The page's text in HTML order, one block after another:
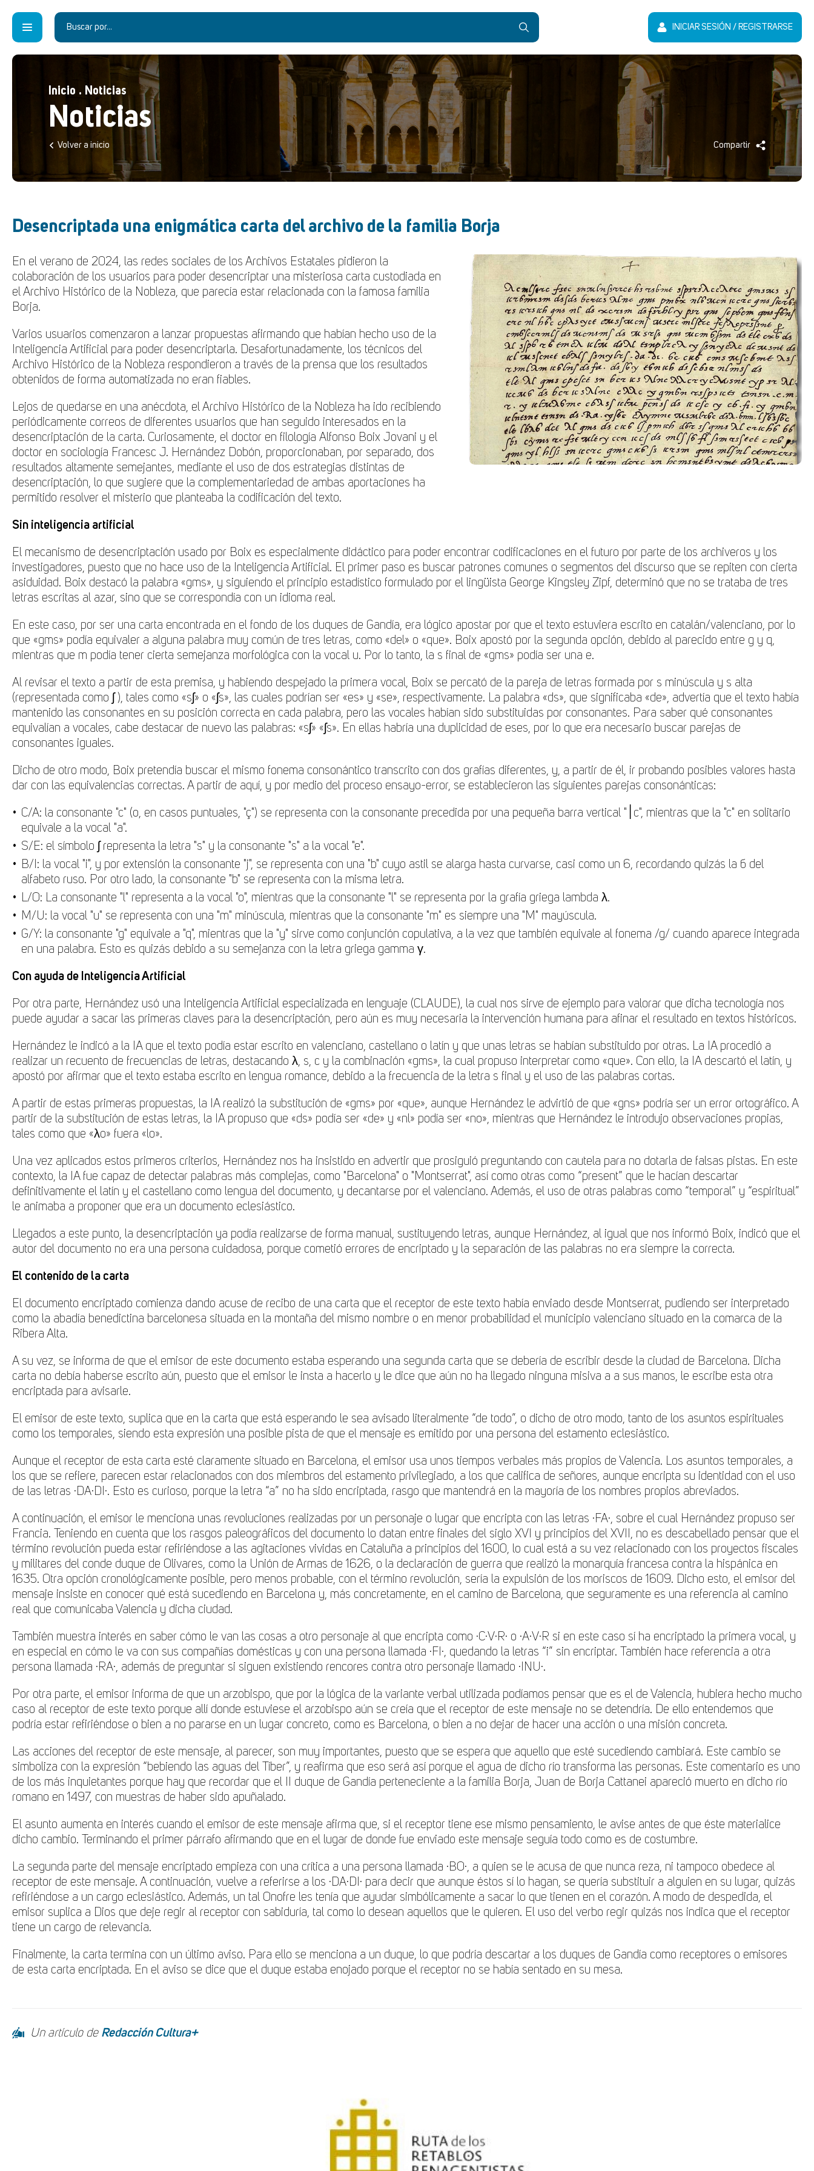
INICIAR SESIÓN / REGISTRARSE
Inicio . Noticias
Noticias
Volver a inicio Compartir
Desencriptada una enigmática carta del archivo de la familia Borja
En el verano de 2024, las redes sociales de los Archivos Estatales pidieron la
colaboración de los usuarios para poder desencriptar una misteriosa carta custodiada en
el Archivo Histórico de la Nobleza, que parecía estar relacionada con la famosa familia
Borja.
Varios usuarios comenzaron a lanzar propuestas afirmando que habían hecho uso de la
Inteligencia Artificial para poder desencriptarla. Desafortunadamente, los técnicos del
Archivo Histórico de la Nobleza respondieron a través de la prensa que los resultados
obtenidos de forma automatizada no eran fiables.
Lejos de quedarse en una anécdota, el Archivo Histórico de la Nobleza ha ido recibiendo
periódicamente correos de diferentes usuarios que han seguido interesados en la
desencriptación de la carta. Curiosamente, el doctor en filología Alfonso Boix Jovani y el
doctor en sociología Francesc J. Hernández Dobón, proporcionaban, por separado, dos
resultados altamente semejantes, mediante el uso de dos estrategias distintas de
desencriptación, lo que sugiere que la complementariedad de ambas aportaciones ha
permitido resolver el misterio que planteaba la codificación del texto.
Sin inteligencia artificial
El mecanismo de desencriptación usado por Boix es especialmente didáctico para poder encontrar codificaciones en el futuro por parte de los archiveros y los
investigadores, puesto que no hace uso de la Inteligencia Artificial. El primer paso es buscar patrones comunes o segmentos del discurso que se repiten con cierta
asiduidad. Boix destacó la palabra «gms», y siguiendo el principio estadístico formulado por el lingüista George Kingsley Zipf, determinó que no se trataba de tres
letras escritas al azar, sino que se correspondía con un idioma real.
En este caso, por ser una carta encontrada en el fondo de los duques de Gandía, era lógico apostar por que el texto estuviera escrito en catalán/valenciano, por lo
que «gms» podía equivaler a alguna palabra muy común de tres letras, como «del» o «que». Boix apostó por la segunda opción, debido al parecido entre g y q,
mientras que m podía tener cierta semejanza morfológica con la vocal u. Por lo tanto, la s final de «gms» podía ser una e.
Al revisar el texto a partir de esta premisa, y habiendo despejado la primera vocal, Boix se percató de la pareja de letras formada por s minúscula y s alta
(representada como ʃ ), tales como «sʃ» o «ʃs», las cuales podrían ser «es» y «se», respectivamente. La palabra «ds», que significaba «de», advertía que el texto había
mantenido las consonantes en su posición correcta en cada palabra, pero las vocales habían sido substituidas por consonantes. Para saber qué consonantes
equivalían a vocales, cabe destacar de nuevo las palabras: «sʃ» «ʃs». En ellas habría una duplicidad de eses, por lo que era necesario buscar parejas de
consonantes iguales.
Dicho de otro modo, Boix pretendía buscar el mismo fonema consonántico transcrito con dos grafías diferentes, y, a partir de él, ir probando posibles valores hasta
dar con las equivalencias correctas. A partir de aquí, y por medio del proceso ensayo-error, se establecieron las siguientes parejas consonánticas:
C/A: la consonante "c" (o, en casos puntuales, "ç") se representa con la consonante precedida por una pequeña barra vertical "׀c", mientras que la "c" en solitario
equivale a la vocal "a".
S/E: el símbolo ʃ representa la letra "s" y la consonante "s" a la vocal "e".
B/I: la vocal "i", y por extensión la consonante "j", se representa con una "b" cuyo astil se alarga hasta curvarse, casi como un 6, recordando quizás la б del
alfabeto ruso. Por otro lado, la consonante "b" se representa con la misma letra.
L/O: La consonante "l" representa a la vocal "o", mientras que la consonante "l" se representa por la grafía griega lambda λ.
M/U: la vocal "u" se representa con una "m" minúscula, mientras que la consonante "m" es siempre una "M" mayúscula.
G/Y: la consonante "g" equivale a "q", mientras que la "y" sirve como conjunción copulativa, a la vez que también equivale al fonema /g/ cuando aparece integrada
en una palabra. Esto es quizás debido a su semejanza con la letra griega gamma γ.
Con ayuda de Inteligencia Artificial
Por otra parte, Hernández usó una Inteligencia Artificial especializada en lenguaje (CLAUDE), la cual nos sirve de ejemplo para valorar que dicha tecnología nos
puede ayudar a sacar las primeras claves para la desencriptación, pero aún es muy necesaria la intervención humana para afinar el resultado en textos históricos.
Hernández le indicó a la IA que el texto podía estar escrito en valenciano, castellano o latín y que unas letras se habían substituido por otras. La IA procedió a
realizar un recuento de frecuencias de letras, destacando λ, s, c y la combinación «gms», la cual propuso interpretar como «que». Con ello, la IA descartó el latín, y
apostó por afirmar que el texto estaba escrito en lengua romance, debido a la frecuencia de la letra s final y el uso de las palabras cortas.
A partir de estas primeras propuestas, la IA realizó la substitución de «gms» por «que», aunque Hernández le advirtió de que «gns» podría ser un error ortográfico. A
partir de la substitución de estas letras, la IA propuso que «ds» podía ser «de» y «nl» podía ser «no», mientras que Hernández le introdujo observaciones propias,
tales como que «λo» fuera «lo».
Una vez aplicados estos primeros criterios, Hernández nos ha insistido en advertir que prosiguió preguntando con cautela para no dotarla de falsas pistas. En este
contexto, la IA fue capaz de detectar palabras más complejas, como "Barcelona" o "Montserrat", así como otras como “present” que le hacían descartar
definitivamente el latín y el castellano como lengua del documento, y decantarse por el valenciano. Además, el uso de otras palabras como “temporal” y “espiritual”
le animaba a proponer que era un documento eclesiástico.
Llegados a este punto, la desencriptación ya podía realizarse de forma manual, sustituyendo letras, aunque Hernández, al igual que nos informó Boix, indicó que el
autor del documento no era una persona cuidadosa, porque cometió errores de encriptado y la separación de las palabras no era siempre la correcta.
El contenido de la carta
El documento encriptado comienza dando acuse de recibo de una carta que el receptor de este texto había enviado desde Montserrat, pudiendo ser interpretado
como la abadía benedictina barcelonesa situada en la montaña del mismo nombre o en menor probabilidad el municipio valenciano situado en la comarca de la
Ribera Alta.
A su vez, se informa de que el emisor de este documento estaba esperando una segunda carta que se debería de escribir desde la ciudad de Barcelona. Dicha
carta no debía haberse escrito aún, puesto que el emisor le insta a hacerlo y le dice que aún no ha llegado ninguna misiva a a sus manos, le escribe esta otra
encriptada para avisarle.
El emisor de este texto, suplica que en la carta que está esperando le sea avisado literalmente “de todo”, o dicho de otro modo, tanto de los asuntos espirituales
como los temporales, siendo esta expresión una posible pista de que el mensaje es emitido por una persona del estamento eclesiástico.
Aunque el receptor de esta carta esté claramente situado en Barcelona, el emisor usa unos tiempos verbales más propios de Valencia. Los asuntos temporales, a
los que se refiere, parecen estar relacionados con dos miembros del estamento privilegiado, a los que califica de señores, aunque encripta su identidad con el uso
de las letras ·DA·DI·. Esto es curioso, porque la letra “a” no ha sido encriptada, rasgo que mantendrá en la mayoría de los nombres propios abreviados.
A continuación, el emisor le menciona unas revoluciones realizadas por un personaje o lugar que encripta con las letras ·FA·, sobre el cual Hernández propuso ser
Francia. Teniendo en cuenta que los rasgos paleográficos del documento lo datan entre finales del siglo XVI y principios del XVII, no es descabellado pensar que el
término revolución pueda estar refiriéndose a las agitaciones vividas en Cataluña a principios del 1600, lo cual está a su vez relacionado con los proyectos fiscales
y militares del conde duque de Olivares, como la Unión de Armas de 1626, o la declaración de guerra que realizó la monarquía francesa contra la hispánica en
1635. Otra opción cronológicamente posible, pero menos probable, con el término revolución, sería la expulsión de los moriscos de 1609. Dicho esto, el emisor del
mensaje insiste en conocer qué está sucediendo en Barcelona y, más concretamente, en el camino de Barcelona, que seguramente es una referencia al camino
real que comunicaba Valencia y dicha ciudad.
También muestra interés en saber cómo le van las cosas a otro personaje al que encripta como ·C·V·R· o ·A·V·R si en este caso sí ha encriptado la primera vocal, y
en especial en cómo le va con sus compañías domésticas y con una persona llamada ·FI·, quedando la letras “i” sin encriptar. También hace referencia a otra
persona llamada ·RA·, además de preguntar si siguen existiendo rencores contra otro personaje llamado ·INU·.
Por otra parte, el emisor informa de que un arzobispo, que por la lógica de la variante verbal utilizada podíamos pensar que es el de Valencia, hubiera hecho mucho
caso al receptor de este texto porque allí donde estuviese el arzobispo aún se creía que el receptor de este mensaje no se detendría. De ello entendemos que
podría estar refiriéndose o bien a no pararse en un lugar concreto, como es Barcelona, o bien a no dejar de hacer una acción o una misión concreta.
Las acciones del receptor de este mensaje, al parecer, son muy importantes, puesto que se espera que aquello que esté sucediendo cambiará. Este cambio se
simboliza con la expresión “bebiendo las aguas del Tíber”, y reafirma que eso será así porque el agua de dicho río transforma las personas. Este comentario es uno
de los más inquietantes porque hay que recordar que el II duque de Gandía perteneciente a la familia Borja, Juan de Borja Cattanei apareció muerto en dicho río
romano en 1497, con muestras de haber sido apuñalado.
El asunto aumenta en interés cuando el emisor de este mensaje afirma que, si el receptor tiene ese mismo pensamiento, le avise antes de que éste materialice
dicho cambio. Terminando el primer párrafo afirmando que en el lugar de donde fue enviado este mensaje seguía todo como es de costumbre.
La segunda parte del mensaje encriptado empieza con una crítica a una persona llamada ·BO·, a quien se le acusa de que nunca reza, ni tampoco obedece al
receptor de este mensaje. A continuación, vuelve a referirse a los ·DA·DI· para decir que aunque éstos sí lo hagan, se quería substituir a alguien en su lugar, quizás
refiriéndose a un cargo eclesiástico. Además, un tal Onofre les tenía que ayudar simbólicamente a sacar lo que tienen en el corazón. A modo de despedida, el
emisor suplica a Dios que deje regir al receptor con sabiduría, tal como lo desean aquellos que le quieren. El uso del verbo regir quizás nos indica que el receptor
tiene un cargo de relevancia.
Finalmente, la carta termina con un último aviso. Para ello se menciona a un duque, lo que podría descartar a los duques de Gandía como receptores o emisores
de esta carta encriptada. En el aviso se dice que el duque estaba enojado porque el receptor no se había sentado en su mesa.
Un artículo de Redacción Cultura+